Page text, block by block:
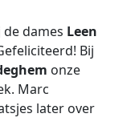
dames Leen
Bij
onze
Marc
later over